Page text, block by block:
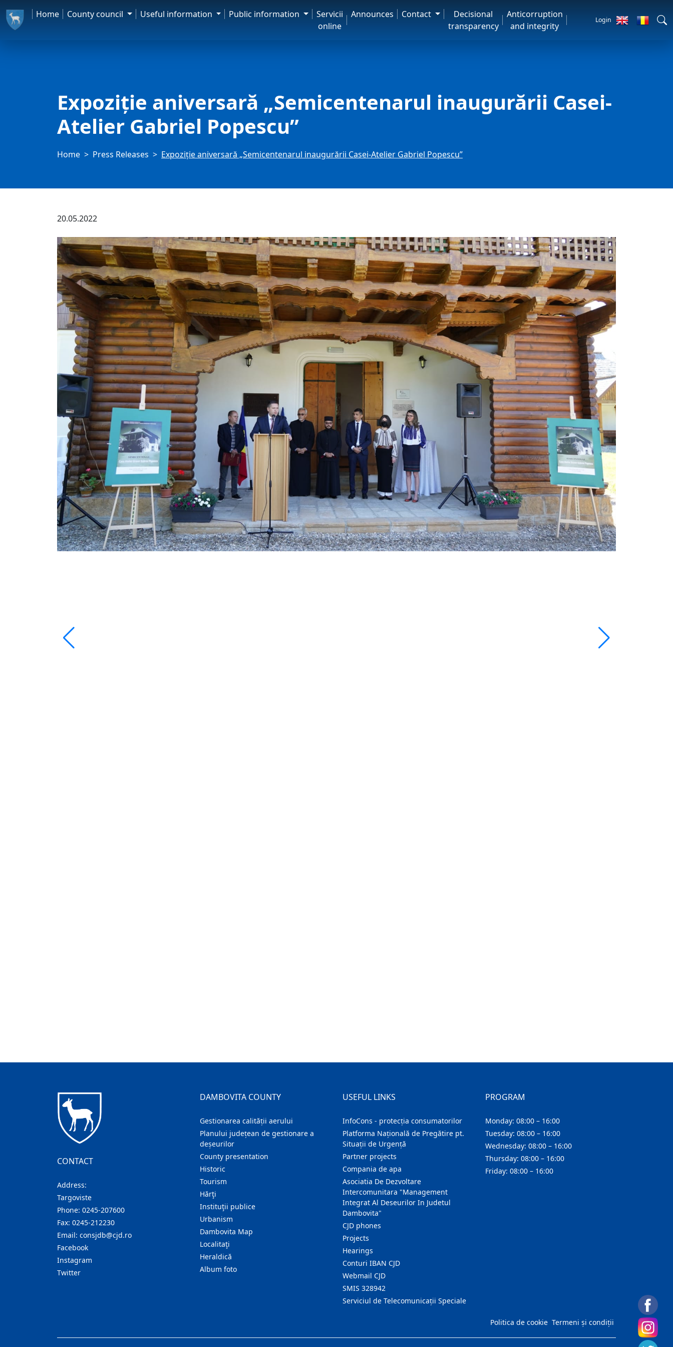
Home County council Useful information Public information
Servicii
online
Announces Contact
Decisional
transparency
Anticorruption
and integrity
Login
Expoziție aniversară „Semicentenarul inaugurării Casei-
Atelier Gabriel Popescu”
Home Press Releases Expoziție aniversară „Semicentenarul inaugurării Casei-Atelier Gabriel Popescu”
20.05.2022
CONTACT
Address:
Targoviste
Phone: 0245-207600
Fax: 0245-212230
Email: consjdb@cjd.ro
Facebook
Instagram
Twitter
DAMBOVITA COUNTY
Gestionarea calității aerului
Planului județean de gestionare a
deșeurilor
County presentation
Historic
Tourism
Hărţi
Instituţii publice
Urbanism
Dambovita Map
Localitaţi
Heraldică
Album foto
USEFUL LINKS
InfoCons - protecția consumatorilor
Platforma Națională de Pregătire pt.
Situații de Urgență
Partner projects
Compania de apa
Asociatia De Dezvoltare
Intercomunitara "Management
Integrat Al Deseurilor In Judetul
Dambovita"
CJD phones
Projects
Hearings
Conturi IBAN CJD
Webmail CJD
SMIS 328942
Serviciul de Telecomunicații Speciale
PROGRAM
Monday: 08:00 – 16:00
Tuesday: 08:00 – 16:00
Wednesday: 08:00 – 16:00
Thursday: 08:00 – 16:00
Friday: 08:00 – 16:00
Politica de cookie Termeni și condiții